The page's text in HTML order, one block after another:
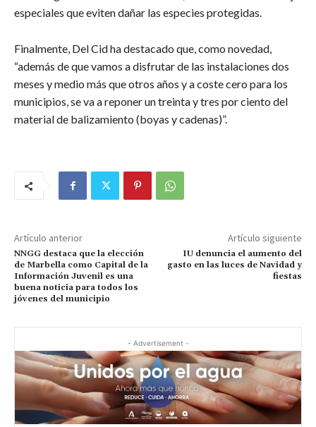
especiales que eviten dañar las especies protegidas.
Finalmente, Del Cid ha destacado que, como novedad,
“además de que vamos a disfrutar de las instalaciones dos
meses y medio más que otros años y a coste cero para los
municipios, se va a reponer un treinta y tres por ciento del
material de balizamiento (boyas y cadenas)”.
Artículo anterior
NNGG destaca que la elección
de Marbella como Capital de la
Información Juvenil es una
buena noticia para todos los
jóvenes del municipio
Artículo siguiente
IU denuncia el aumento del
gasto en las luces de Navidad y
fiestas
- Advertisement -